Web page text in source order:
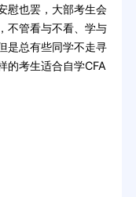
慰也罢，大部考生会
不管看与不看、学与
是总有些同学不走寻
的考生适合自学CFA